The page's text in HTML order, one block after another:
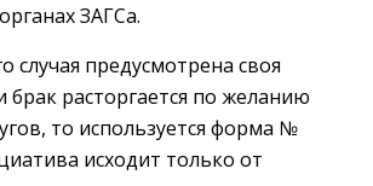
ЗАГСа.
случая предусмотрена своя
брак расторгается по желанию
то используется форма №
исходит только от